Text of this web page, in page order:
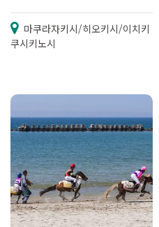
마쿠라자키시/히오키시/이치키
쿠시키노시